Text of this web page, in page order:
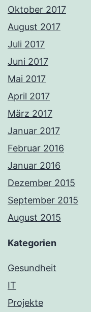
Oktober 2017
August 2017
Juli 2017
Juni 2017
Mai 2017
April 2017
März 2017
Januar 2017
Februar 2016
Januar 2016
Dezember 2015
September 2015
August 2015
Kategorien
Gesundheit
IT
Projekte